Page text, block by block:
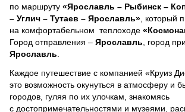
по маршруту «Ярославль – Рыбинск –
– Углич – Тутаев – Ярославль» , который
на комфортабельном теплоходе
Город отправления – Ярославль , город
Ярославль
Каждое путешествие с компанией «Круиз
это возможность окунуться в атмосферу и
городов, гуляя по их улочкам, знакомясь
с достопримечательностями и музеями,